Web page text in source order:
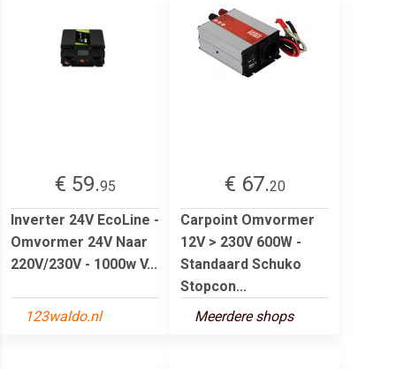
€ 59.95
Inverter 24V EcoLine -
Omvormer 24V Naar
220V/230V - 1000w V...
123waldo.nl
€ 67.20
Carpoint Omvormer
12V > 230V 600W -
Standaard Schuko
Stopcon...
Meerdere shops